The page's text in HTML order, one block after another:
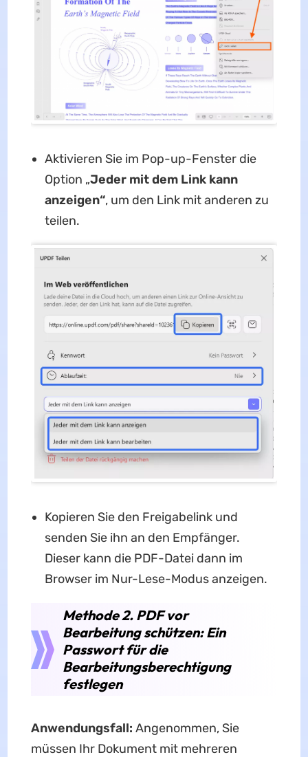
Aktivieren Sie im Pop-up-Fenster die
Option „Jeder mit dem Link kann
anzeigen“, um den Link mit anderen zu
teilen.
Kopieren Sie den Freigabelink und
senden Sie ihn an den Empfänger.
Dieser kann die PDF-Datei dann im
Browser im Nur-Lese-Modus anzeigen.
Methode 2. PDF vor
Bearbeitung schützen: Ein
Passwort für die
Bearbeitungsberechtigung
festlegen
Anwendungsfall: Angenommen, Sie
müssen Ihr Dokument mit mehreren